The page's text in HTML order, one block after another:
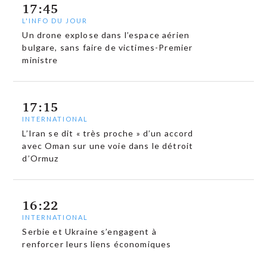
17:45
L'INFO DU JOUR
Un drone explose dans l’espace aérien
bulgare, sans faire de victimes-Premier
ministre
17:15
INTERNATIONAL
L’Iran se dit « très proche » d’un accord
avec Oman sur une voie dans le détroit
d’Ormuz
16:22
INTERNATIONAL
Serbie et Ukraine s’engagent à
renforcer leurs liens économiques